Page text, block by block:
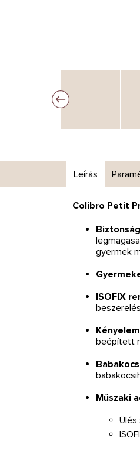
Leírás
Colibro Petit
gyermek
ISOFIX
beépített
Műszaki
Ülés